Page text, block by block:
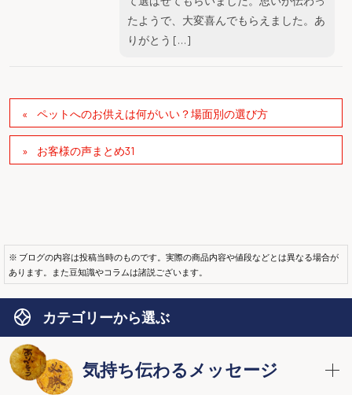
たようで、大変喜んでもらえました。あ
りがとう […]
ペットへのお供えは何がいい？場面別の選び方
お客様の声まとめ31
※ ブログの内容は投稿当時のものです。実際の商品内容や値段などとは異なる場合が
あります。また豆知識やコラムは諸説ございます。
カテゴリーから選ぶ
気持ち伝わるメッセージ